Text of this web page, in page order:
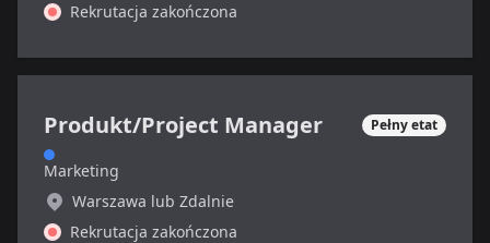
Rekrutacja zakończona
Produkt/Project Manager Pełny etat
Marketing
Warszawa lub Zdalnie
Rekrutacja zakończona